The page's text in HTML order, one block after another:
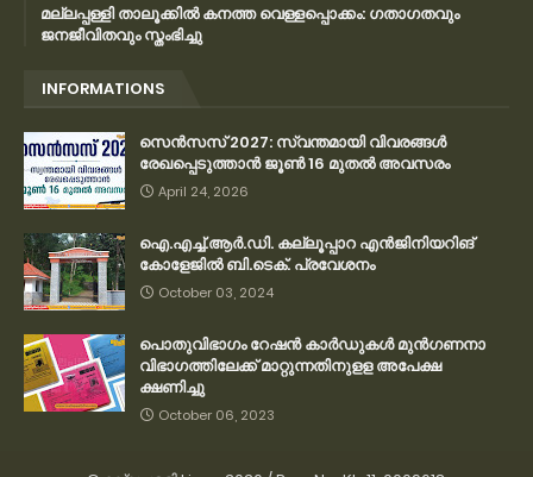
മല്ലപ്പള്ളി താലൂക്കിൽ കനത്ത വെള്ളപ്പൊക്കം: ഗതാഗതവും
ജനജീവിതവും സ്തംഭിച്ചു
INFORMATIONS
സെന്‍സസ് 2027: സ്വന്തമായി വിവരങ്ങള്‍
രേഖപ്പെടുത്താന്‍ ജൂണ്‍ 16 മുതല്‍ അവസരം
April 24, 2026
ഐ.എച്ച്.ആർ.ഡി. കല്ലൂപ്പാറ എൻജിനിയറിങ്
കോളേജിൽ ബി.ടെക്. പ്രവേശനം
October 03, 2024
പൊതുവിഭാഗം റേഷന്‍ കാര്‍ഡുകള്‍ മുന്‍ഗണനാ
വിഭാഗത്തിലേക്ക് മാറ്റുന്നതിനുളള അപേക്ഷ
ക്ഷണിച്ചു
October 06, 2023